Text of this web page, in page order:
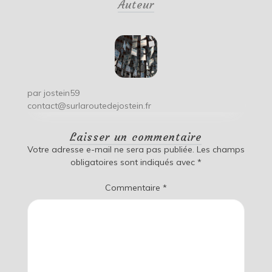
Auteur
par jostein59
contact@surlaroutedejostein.fr
Laisser un commentaire
Votre adresse e-mail ne sera pas publiée. Les champs
obligatoires sont indiqués avec *
Commentaire *